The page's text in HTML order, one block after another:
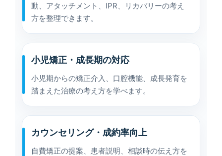
動、アタッチメント、IPR、リカバリーの考え
方を整理できます。
小児矯正・成長期の対応
小児期からの矯正介入、口腔機能、成長発育を
踏まえた治療の考え方を学べます。
カウンセリング・成約率向上
自費矯正の提案、患者説明、相談時の伝え方を